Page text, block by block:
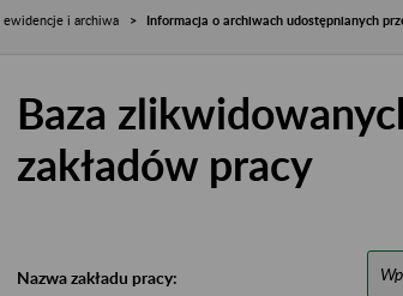
ewidencje i archiwa Informacja o archiwach udostępnianych
Baza
zakładów pracy
Nazwa zakładu pracy: